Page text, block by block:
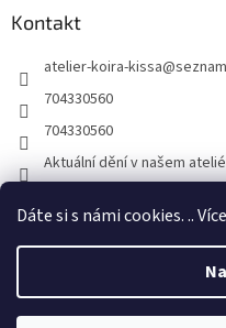
Dáte si s námi cookies. ..
Kontakt
atelier-koira-kissa@
704330560
704330560
Aktuální dění v našem